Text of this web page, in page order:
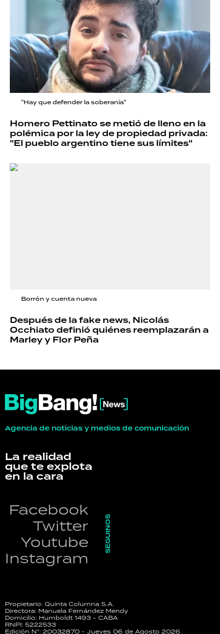
"Hay que defender la soberanía"
Homero Pettinato se metió de lleno en la
polémica por la ley de propiedad privada:
"El pueblo argentino tiene sus límites"
Borrón y cuenta nueva
Después de la fake news, Nicolás
Occhiato definió quiénes reemplazarán a
Marley y Flor Peña
Agencia de noticias y medios de comunicación
La realidad
que te explota
en la cara
Facebook
Twitter
Youtube
Instagram
SEGUINOS
Propietario: Quinta Columna S.A.
Directora: Manuela Fernández Mendy
Domicilio: Humboldt 1493 - CABA
RNPI: 5222533
Edición N°: 20032870 - Jueves 06 de Agosto 2026